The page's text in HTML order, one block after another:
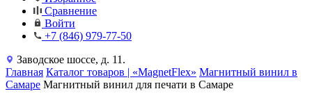
Сравнение
Войти
+7 (846) 979-77-50
Заводское шоссе, д. 11.
Главная Каталог товаров | «MagnetFlex» Магнитный винил в
Самаре Магнитный винил для печати в Самаре